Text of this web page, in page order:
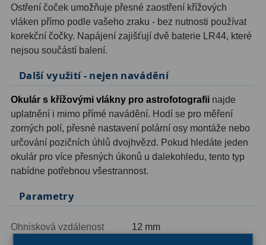
Hledáčky28
Optické hledáčky15
Red Dot hledáčky
Sluneční hledáčky3
Úchyty a držáky hledáčků4
Příslušenství 54
Redukce 1,25" a 2"17
Ostření čoček umožňuje přesné zaostření křížových
vláken přímo podle vašeho zraku - bez nutnosti používat
korekční čočky. Napájení zajišťují dvě baterie LR44, které
nejsou součástí balení.
Další využití - nejen navádění
Okulár s křížovými vlákny pro astrofotografii najde
uplatnění i mimo přímé navádění. Hodí se pro měření
zorných polí, přesné nastavení polární osy montáže nebo
určování pozičních úhlů dvojhvězd. Pokud hledáte jeden
okulár pro více přesných úkonů u dalekohledu, tento typ
nabídne potřebnou všestrannost.
Parametry
Ohnisková vzdálenost 12 mm